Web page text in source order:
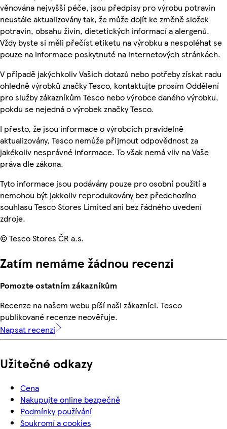
věnována nejvyšší péče, jsou předpisy pro výrobu potravin
neustále aktualizovány tak, že může dojít ke změně složek
potravin, obsahu živin, dietetických informací a alergenů.
Vždy byste si měli přečíst etiketu na výrobku a nespoléhat se
pouze na informace poskytnuté na internetových stránkách.
V případě jakýchkoliv Vašich dotazů nebo potřeby získat radu
ohledně výrobků značky Tesco, kontaktujte prosím Oddělení
pro služby zákazníkům Tesco nebo výrobce daného výrobku,
pokdu se nejedná o výrobek značky Tesco.
I přesto, že jsou informace o výrobcích pravidelně
aktualizovány, Tesco nemůže přijmout odpovědnost za
jakékoliv nesprávné informace. To však nemá vliv na Vaše
práva dle zákona.
Tyto informace jsou podávány pouze pro osobní použití a
nemohou být jakkoliv reprodukovány bez předchozího
souhlasu Tesco Stores Limited ani bez řádného uvedení
zdroje.
© Tesco Stores ČR a.s.
Zatím nemáme žádnou recenzi
Pomozte ostatním zákazníkům
Recenze na našem webu píší naši zákazníci. Tesco
publikované recenze neověřuje.
Napsat recenzi
Užitečné odkazy
Cena
Nakupujte online bezpečně
Podmínky používání
Soukromí a cookies